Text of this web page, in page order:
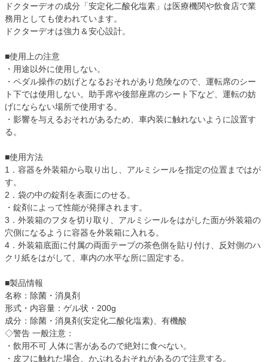
ドクターデオの成分「安定化二酸化塩素」は医療機関や飲食店で業
務用としても使われています。
ドクターデオは強力＆安心設計。
■使用上の注意
・用途以外に使用しない。
・ペダル操作の妨げとなるおそれがあり危険なので、運転席のシー
ト下では使用しない。助手席や後部座席のシート下など、運転の妨
げにならない場所で使用する。
・影響を与えるおそれがあるため、車内装に触れないように設置す
る。
■使用方法
1．容器を外装箱から取り出し、アルミシールを指定の位置まではが
す。
2．袋の中の錠剤を表面にのせる。
・錠剤によって性能が発揮されます。
3．外装箱のフタを切り取り、アルミシールをはがした面が外装箱の
穴側になるように容器を外装箱に入れる。
4．外装箱底面に付属の両面テープの茶色側を貼り付け、反対側のハ
クリ紙をはがして、車内の水平な所に固定する。
■製品情報
名称：除菌・消臭剤
形式・内容量：ゲル状・200g
成分：除菌・消臭剤(安定化二酸化塩素)、有機酸
◇警告 一般注意：
・飲用不可 人体に害があるので絶対に食べない。
・皮フに触れた場合、かぶれるおそれがあるので注意する。